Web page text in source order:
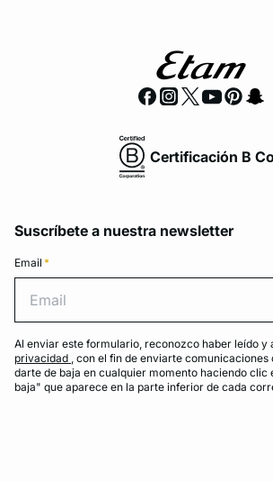
Certificación B
Suscríbete a nuestra newsletter
Email *
Al enviar este formulario, reconozco haber leído y
privacidad , con el fin de enviarte comunicaciones
darte de baja en cualquier momento haciendo clic
baja" que aparece en la parte inferior de cada